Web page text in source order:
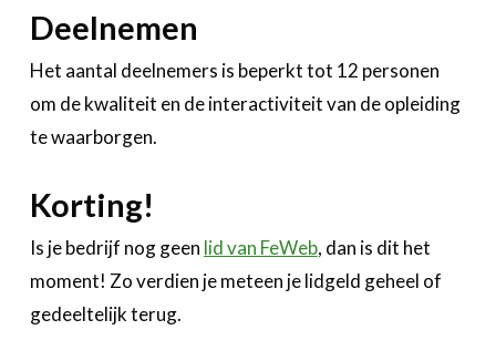
Deelnemen
Het aantal deelnemers is beperkt tot 12 personen
om de kwaliteit en de interactiviteit van de opleiding
te waarborgen.
Korting!
Is je bedrijf nog geen lid van FeWeb, dan is dit het
moment! Zo verdien je meteen je lidgeld geheel of
gedeeltelijk terug.